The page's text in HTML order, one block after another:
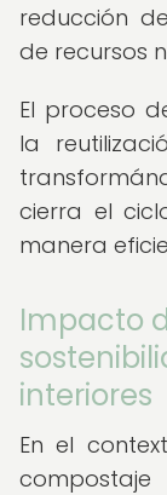
reducción
de recursos
El proceso
la
cierra el
manera
Impacto
interiores
En el